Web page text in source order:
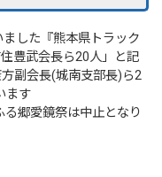
した『熊本県トラック
豊武会長ら20人」と記
副会長(城南支部長)ら2
ます
郷愛鏡祭は中止となり